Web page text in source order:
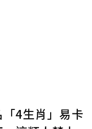
4生肖」易卡